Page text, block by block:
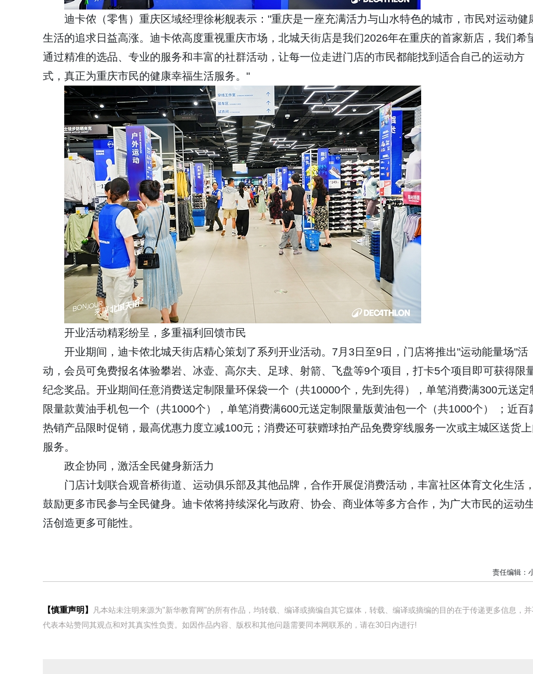
迪卡侬（零售）重庆区域经理徐彬舰表示："重庆是一座充满活力与山水特色的城市，市民对运动健
生活的追求日益高涨。迪卡侬高度重视重庆市场，北城天街店是我们2026年在重庆的首家新店，我们希
通过精准的选品、专业的服务和丰富的社群活动，让每一位走进门店的市民都能找到适合自己的运动方
式，真正为重庆市民的健康幸福生活服务。"
开业活动精彩纷呈，多重福利回馈市民
开业期间，迪卡侬北城天街店精心策划了系列开业活动。7月3日至9日，门店将推出"运动能量场"活
动，会员可免费报名体验攀岩、冰壶、高尔夫、足球、射箭、飞盘等9个项目，打卡5个项目即可获得限
纪念奖品。开业期间任意消费送定制限量环保袋一个（共10000个，先到先得），单笔消费满300元送定
限量款黄油手机包一个（共1000个），单笔消费满600元送定制限量版黄油包一个（共1000个） ；近百
热销产品限时促销，最高优惠力度立减100元；消费还可获赠球拍产品免费穿线服务一次或主城区送货
服务。
政企协同，激活全民健身新活力
门店计划联合观音桥街道、运动俱乐部及其他品牌，合作开展促消费活动，丰富社区体育文化生活
鼓励更多市民参与全民健身。迪卡侬将持续深化与政府、协会、商业体等多方合作，为广大市民的运动
活创造更多可能性。
责任编辑：
【慎重声明】
凡本站未注明来源为"新华教育网"的所有作品，均转载、编译或摘编自其它媒体，转载、编译或摘编的目的在于传递更多信息，
代表本站赞同其观点和对其真实性负责。如因作品内容、版权和其他问题需要同本网联系的，请在30日内进行!